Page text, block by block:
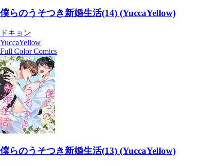
僕らのうそつき新婚生活(14) (YuccaYellow)
ドキョン
YuccaYellow
Full Color Comics
僕らのうそつき新婚生活(13) (YuccaYellow)